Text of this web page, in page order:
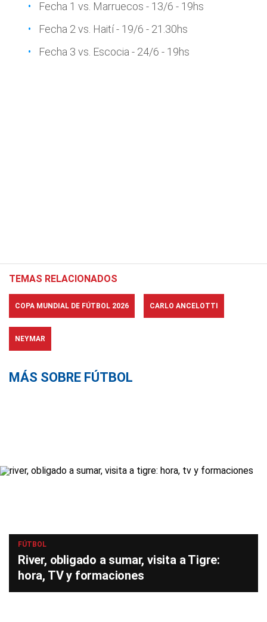
Fecha 1 vs. Marruecos - 13/6 - 19hs
Fecha 2 vs. Haití - 19/6 - 21.30hs
Fecha 3 vs. Escocia - 24/6 - 19hs
TEMAS RELACIONADOS
COPA MUNDIAL DE FÚTBOL 2026 CARLO ANCELOTTI
NEYMAR
MÁS SOBRE FÚTBOL
FÚTBOL
River, obligado a sumar, visita a Tigre:
hora, TV y formaciones